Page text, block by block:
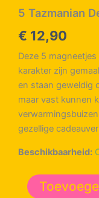
5 Tazmanian
€ 12,90
Deze 5
karakter zijn
en staan geweldig
maar vast kunnen
gezellige
Beschikbaarheid:
Tazmanian